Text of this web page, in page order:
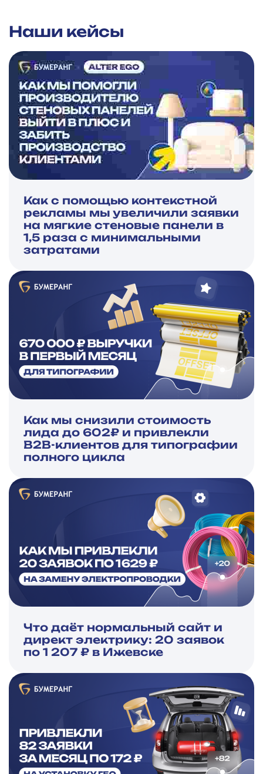
Наши кейсы
Как с помощью контекстной
рекламы мы увеличили заявки
на мягкие стеновые панели в
1,5 раза с минимальными
затратами
Как мы снизили стоимость
лида до 602₽ и привлекли
B2B-клиентов для типографии
полного цикла
Что даёт нормальный сайт и
директ электрику: 20 заявок
по 1 207 ₽ в Ижевске